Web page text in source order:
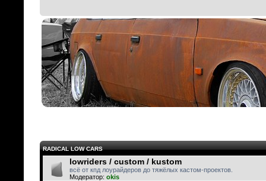
RADICAL LOW CARS
lowriders / custom / kustom
всё от кпд лоурайдеров до тяжёлых кастом-проектов.
Модератор: okis